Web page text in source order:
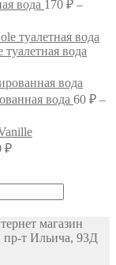
вода 170 ₽ –
вода
вода 60 ₽ –
₽Диапазон
магазин
пр-т Ильича, 93Д